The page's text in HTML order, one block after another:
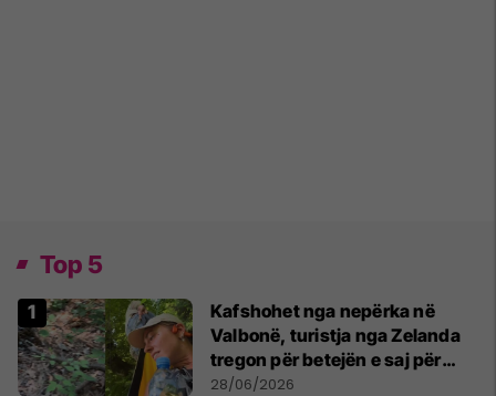
Top 5
Kafshohet nga nepërka në
Valbonë, turistja nga Zelanda
tregon për betejën e saj për
mbijetesë
28/06/2026